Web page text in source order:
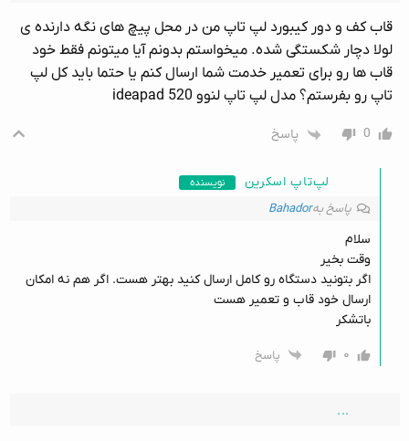
قاب کف و دور کیبورد لپ تاپ من در محل پیچ های نگه دارنده ی
لولا دچار شکستگی شده. میخواستم بدونم آیا میتونم فقط خود
قاب ها رو برای تعمیر خدمت شما ارسال کنم یا حتما باید کل لپ
تاپ رو بفرستم؟ مدل لپ تاپ لنوو ideapad 520
0 پاسخ
لپ‌تاپ اسکرین نویسنده
پاسخ بهBahador
سلام
وقت بخیر
اگر بتونید دستگاه رو کامل ارسال کنید بهتر هست. اگر هم نه امکان
ارسال خود قاب و تعمیر هست
باتشکر
۰
پاسخ
.‌‌..